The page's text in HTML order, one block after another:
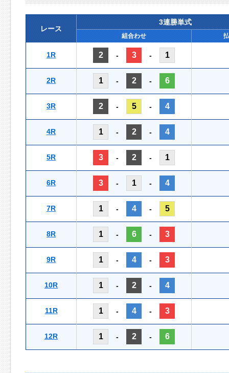
レース
3連勝単式
組合わせ
1R 2 - 3 - 1
2R 1 - 2 - 6
3R 2 - 5 - 4
4R 1 - 2 - 4
5R 3 - 2 - 1
6R 3 - 1 - 4
7R 1 - 4 - 5
8R 1 - 6 - 3
9R 1 - 4 - 3
10R 1 - 2 - 4
11R 1 - 4 - 3
12R 1 - 2 - 6